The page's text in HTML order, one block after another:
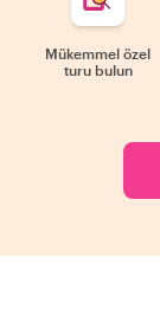
Mükemmel özel
turu bulun